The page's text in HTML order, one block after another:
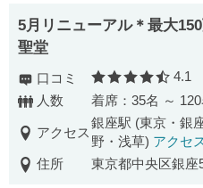
5月リニューアル＊最大
聖堂
口コミ 口コ
4.1
人数
着席：35名 ～ 120
アクセス
銀座駅 (東京・銀
野・浅草) アクセ
住所
東京都中央区銀座